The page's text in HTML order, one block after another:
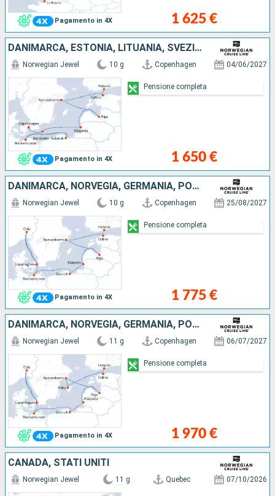
Pagamento in 4X 1 625 €
DANIMARCA, ESTONIA, LITUANIA, SVEZIA, GERMANIA, LETTONIA, POLONIA, FINLANDIA
Pagamento in 4X
Norwegian Jewel 10 g Copenhagen 04/06/2027
1 650 €
Pensione completa
DANIMARCA, NORVEGIA, GERMANIA, POLONIA, LITUANIA, LETTONIA, SVEZIA, ESTONIA, FINLANDIA
Pagamento in 4X
Norwegian Jewel 10 g Copenhagen 25/08/2027
1 775 €
Pensione completa
DANIMARCA, NORVEGIA, GERMANIA, POLONIA, LITUANIA, LETTONIA, SVEZIA, ESTONIA, FINLANDIA
Pagamento in 4X
Norwegian Jewel 11 g Copenhagen 06/07/2027
1 970 €
Pensione completa
CANADA, STATI UNITI
Norwegian Jewel 11 g Quebec 07/10/2026